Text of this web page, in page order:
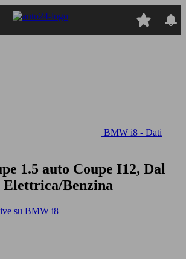
BMW i8 - Dati
1.5 auto Coupe I12, Dal
Elettrica/Benzina
su BMW i8